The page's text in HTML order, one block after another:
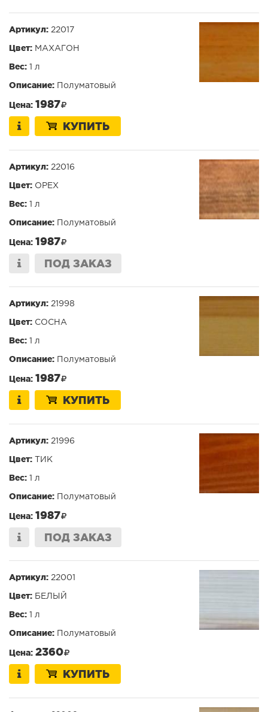
Артикул: 22017
Цвет: МАХАГОН
Вес: 1 л
Описание: Полуматовый
Цена: 1987
КУПИТЬ
Артикул: 22016
Цвет: ОРЕХ
Вес: 1 л
Описание: Полуматовый
Цена: 1987
ПОД ЗАКАЗ
Артикул: 21998
Цвет: СОСНА
Вес: 1 л
Описание: Полуматовый
Цена: 1987
КУПИТЬ
Артикул: 21996
Цвет: ТИК
Вес: 1 л
Описание: Полуматовый
Цена: 1987
ПОД ЗАКАЗ
Артикул: 22001
Цвет: БЕЛЫЙ
Вес: 1 л
Описание: Полуматовый
Цена: 2360
КУПИТЬ